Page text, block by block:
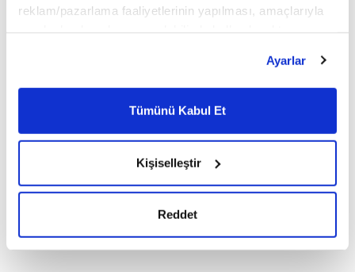
reklam/pazarlama faaliyetlerinin yapılması, amaçlarıyla
belirleyebilirsiniz. Çerezlere ilişkin detaylı bilgi için
Ayarlar butonuna tıklayabilir,Çerez Bilgilendirme
Metnimizi ziyaret edebilirsiniz.
hazırlanmış olan İnternet Sitesi Aydınlatma Metnimizi
okumak ve sitemizi ziyaretiniz kapsamında
gerçekleştirilen veri işleme faaliyetleri ile ilgili daha
Ayarlar
Tümünü Kabul Et
Kişiselleştir
Reddet